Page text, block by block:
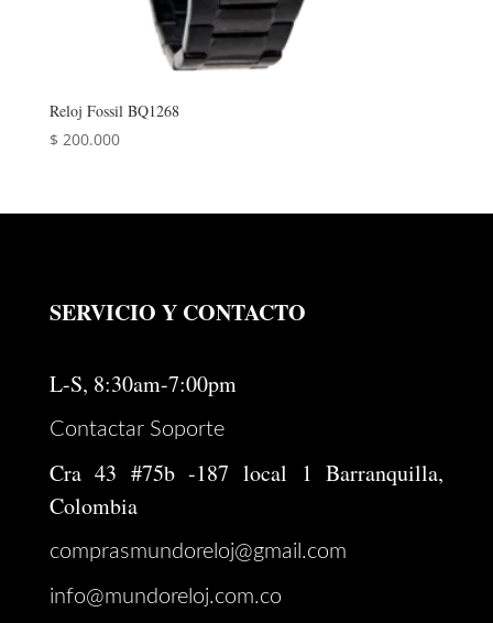
Reloj Fossil BQ1268
$ 200.000
SERVICIO Y CONTACTO
L-S, 8:30am-7:00pm
Contactar Soporte
Cra 43 #75b -187 local 1 Barranquilla,
Colombia
comprasmundoreloj@gmail.com
info@mundoreloj.com.co